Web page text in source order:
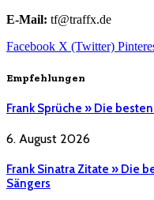
E-Mail: tf@traffx.de
Facebook X (Twitter)
Empfehlungen
Frank Sprüche » Die
6. August 2026
Frank Sinatra Zitate » Die
Sängers